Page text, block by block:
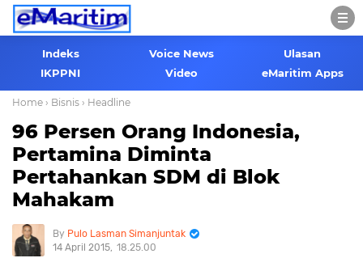
Indeks Voice News
Ulasan
IKPPNI
Video eMaritim Apps
Home › Bisnis › Headline
96 Persen Orang Indonesia,
Pertamina Diminta
Pertahankan SDM di Blok
Mahakam
Pulo Lasman Simanjuntak
14 April 2015 18.25.00